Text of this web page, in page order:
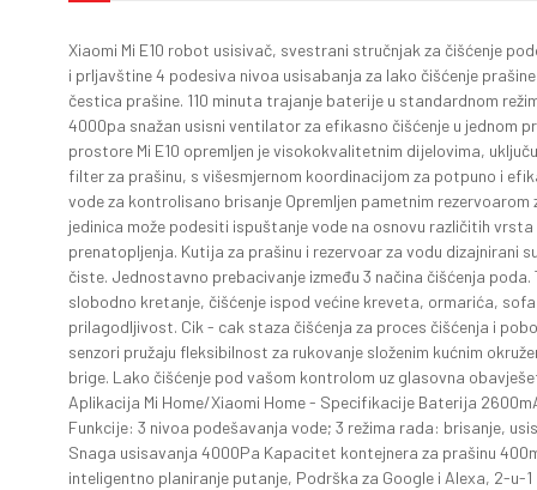
Xiaomi Mi E10 robot usisivač, svestrani stručnjak za čišćenje
i prljavštine 4 podesiva nivoa usisabanja za lako čišćenje
čestica prašine. 110 minuta trajanje baterije u standardnom
4000pa snažan usisni ventilator za efikasno čišćenje u jednom
prostore Mi E10 opremljen je visokokvalitetnim dijelovima,
filter za prašinu, s višesmjernom koordinacijom za potpuno i
vode za kontrolisano brisanje Opremljen pametnim
jedinica može podesiti ispuštanje vode na osnovu različitih
prenatopljenja. Kutija za prašinu i rezervoar za vodu dizajnirani
čiste. Jednostavno prebacivanje između 3 načina čišćenja
slobodno kretanje, čišćenje ispod većine kreveta, ormarića,
prilagodljivost. Cik - cak staza čišćenja za proces čišćenja i
senzori pružaju fleksibilnost za rukovanje složenim kućnim
brige. Lako čišćenje pod vašom kontrolom uz glasovna
Aplikacija Mi Home/Xiaomi Home - Specifikacije Baterija
Funkcije: 3 nivoa podešavanja vode; 3 režima rada: brisanje,
Snaga usisavanja 4000Pa Kapacitet kontejnera za prašinu
inteligentno planiranje putanje, Podrška za Google i Alexa, 2-u-